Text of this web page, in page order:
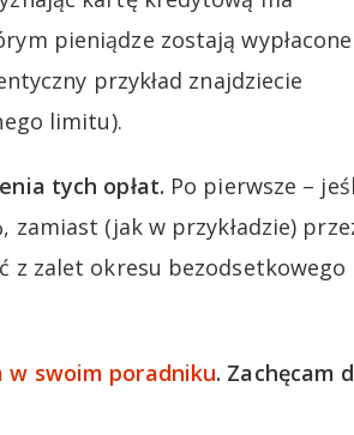
pieniądze zostają
przykład znajdziecie
limitu).
tych opłat. Po pierwsze –
zamiast (jak w przykładzie)
z zalet okresu bezodsetkowego
w swoim poradniku. Zachęcam